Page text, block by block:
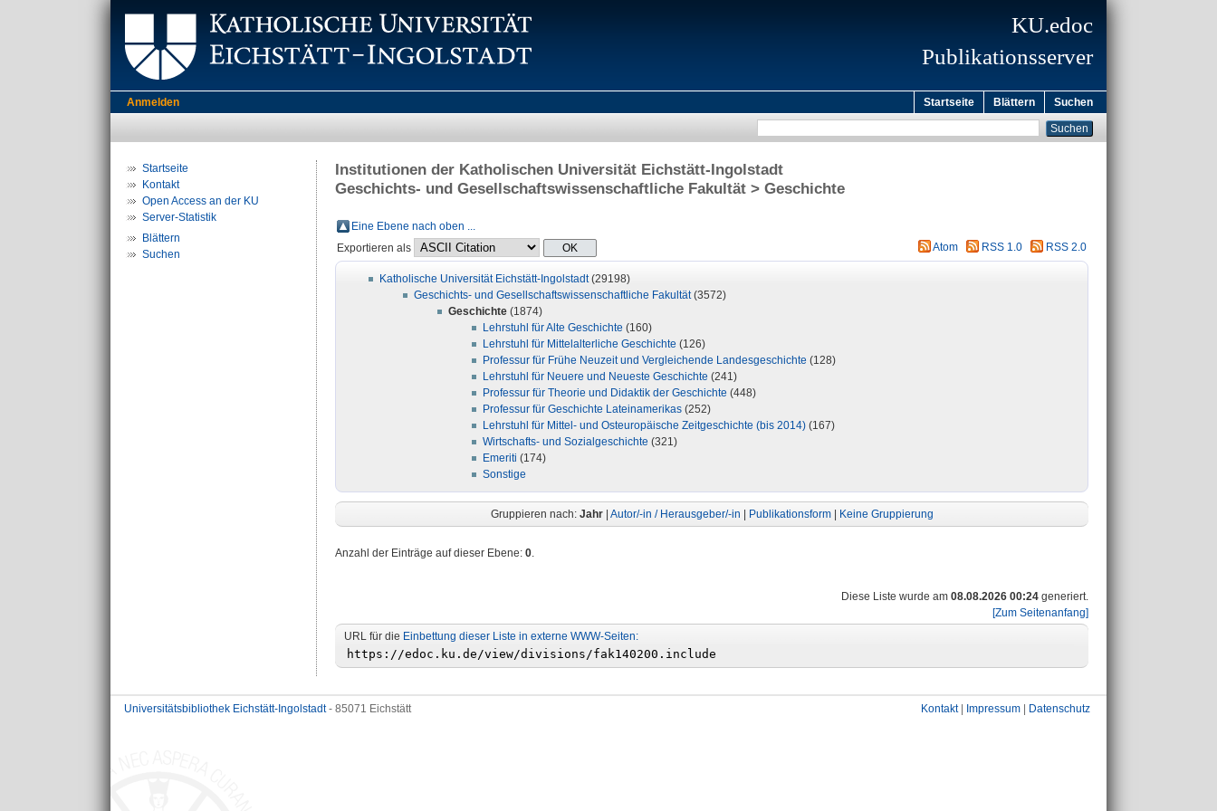
KU.edoc
Publikationsserver
Anmelden Startseite Blättern Suchen
Startseite
Kontakt
Open Access an der KU
Server-Statistik
Blättern
Suchen
Institutionen der Katholischen Universität Eichstätt-Ingolstadt
Geschichts- und Gesellschaftswissenschaftliche Fakultät > Geschichte
Eine Ebene nach oben ...
Exportieren als
Atom RSS 1.0 RSS 2.0
Katholische Universität Eichstätt-Ingolstadt(29198)
Geschichts- und Gesellschaftswissenschaftliche Fakultät(3572)
Geschichte (1874)
Lehrstuhl für Alte Geschichte (160)
Lehrstuhl für Mittelalterliche Geschichte (126)
Professur für Frühe Neuzeit und Vergleichende Landesgeschichte (128)
Lehrstuhl für Neuere und Neueste Geschichte (241)
Professur für Theorie und Didaktik der Geschichte (448)
Professur für Geschichte Lateinamerikas (252)
Lehrstuhl für Mittel- und Osteuropäische Zeitgeschichte (bis 2014) (167)
Wirtschafts- und Sozialgeschichte (321)
Emeriti (174)
Sonstige
Gruppieren nach: Jahr Autor/-in / Herausgeber/-in Publikationsform| Keine Gruppierung
Anzahl der Einträge auf dieser Ebene: 0.
Diese Liste wurde am 08.08.2026 00:24 generiert.
[Zum Seitenanfang]
URL für die Einbettung dieser Liste in externe WWW-Seiten:
Universitätsbibliothek Eichstätt-Ingolstadt- 85071 Eichstätt Kontakt| Impressum Datenschutz